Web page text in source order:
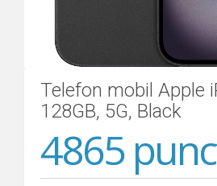
Telefon mobil Apple
128GB, 5G, Black
4865